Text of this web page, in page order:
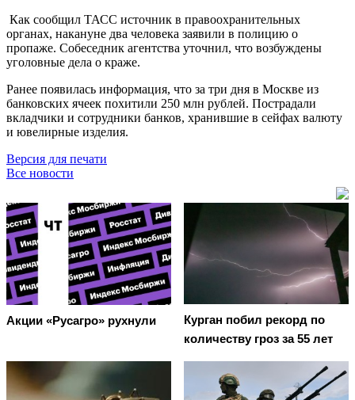
Как сообщил ТАСС источник в правоохранительных
органах, накануне два человека заявили в полицию о
пропаже. Собеседник агентства уточнил, что возбуждены
уголовные дела о краже.
Ранее появилась информация, что за три дня в Москве из
банковских ячеек похитили 250 млн рублей. Пострадали
вкладчики и сотрудники банков, хранившие в сейфах валюту
и ювелирные изделия.
Версия для печати
Все новости
Акции «Русагро» рухнули
Курган побил рекорд по
количеству гроз за 55 лет